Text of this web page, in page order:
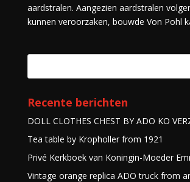
aardstralen. Aangezien aardstralen
kunnen veroorzaken, bouwde Von Pohl
Recente berichten
DOLL CLOTHES CHEST BY ADO KO
Tea table by Kropholler from 1921
Privé Kerkboek van Koningin-Moeder
Vintage orange replica ADO truck from